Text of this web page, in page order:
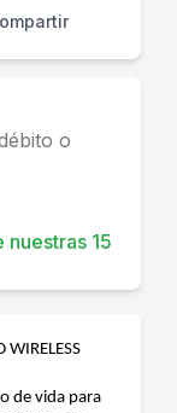
o
nuestras 15
WIRELESS
de vida para